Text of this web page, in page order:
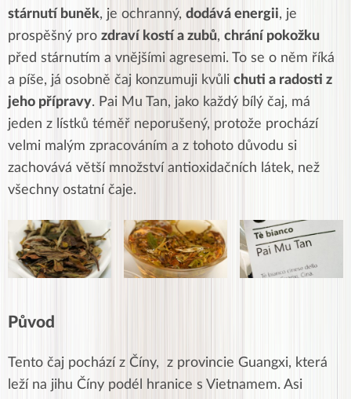
stárnutí buněk, je ochranný, dodává energii, je
prospěšný pro zdraví kostí a zubů, chrání pokožku
před stárnutím a vnějšími agresemi. To se o něm říká
a píše, já osobně čaj konzumuji kvůli chuti a radosti z
jeho přípravy. Pai Mu Tan, jako každý bílý čaj, má
jeden z lístků téměř neporušený, protože prochází
velmi malým zpracováním a z tohoto důvodu si
zachovává větší množství antioxidačních látek, než
všechny ostatní čaje.
Původ
Tento čaj pochází z Číny, z provincie Guangxi, která
leží na jihu Číny podél hranice s Vietnamem. Asi